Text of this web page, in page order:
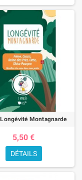
Montagnarde
5,50 €
DÉTAILS